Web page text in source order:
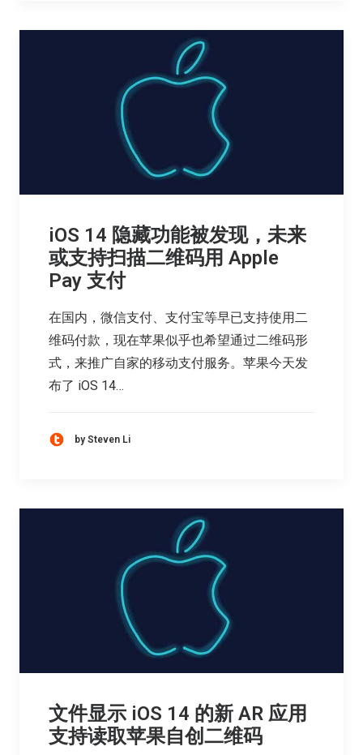
iOS 14 隐藏功能被发现，未来
或支持扫描二维码用 Apple
Pay 支付
在国内，微信支付、支付宝等早已支持使用二
维码付款，现在苹果似乎也希望通过二维码形
式，来推广自家的移动支付服务。苹果今天发
布了 iOS 14…
by Steven Li
文件显示 iOS 14 的新 AR 应用
支持读取苹果自创二维码